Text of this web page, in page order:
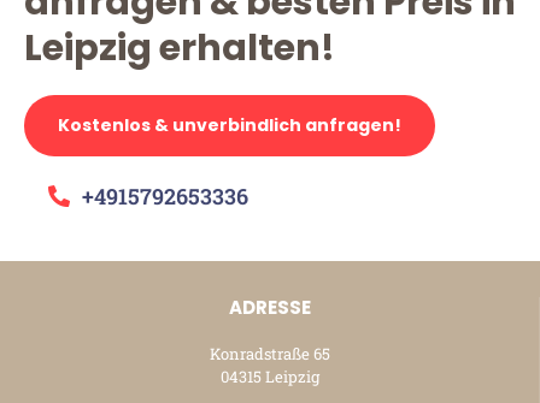
Leipzig erhalten!
Kostenlos & unverbindlich anfragen!
+4915792653336
ADRESSE
Konradstraße 65
04315 Leipzig